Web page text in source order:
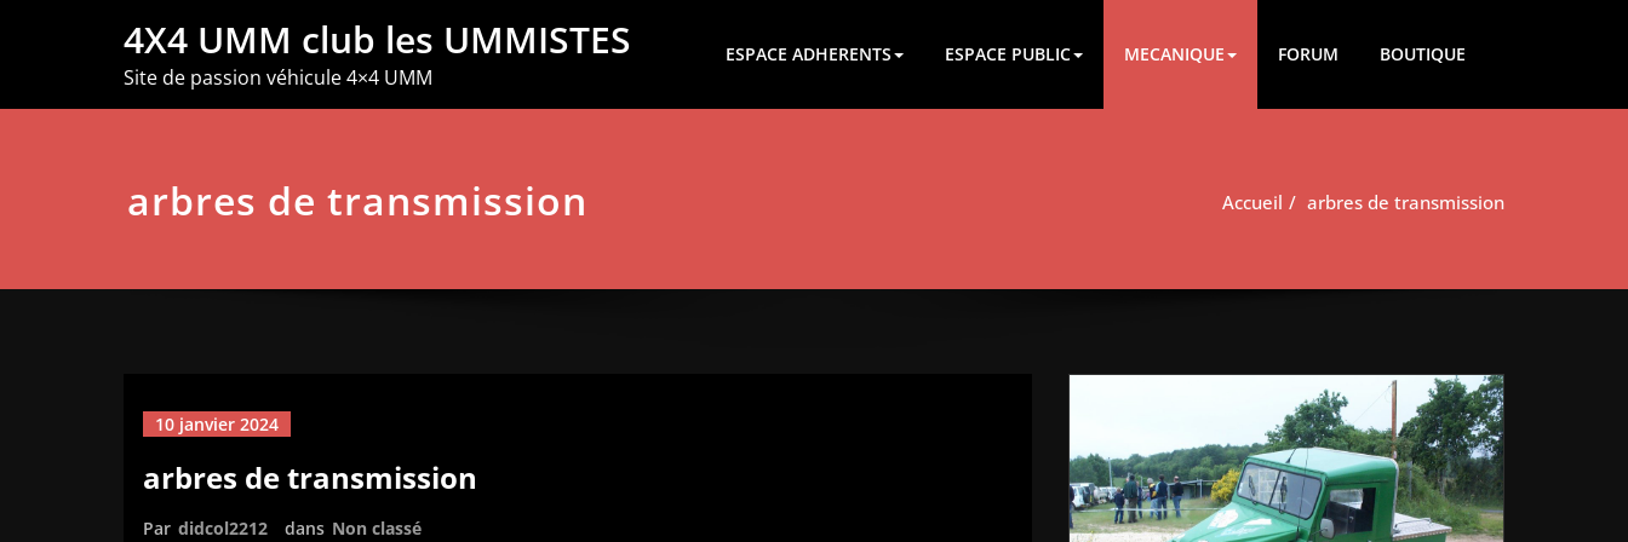
4X4 UMM club les UMMISTES
Site de passion véhicule 4×4 UMM
ESPACE ADHERENTS ESPACE PUBLIC MECANIQUE FORUM BOUTIQUE
arbres de transmission Accueil arbres de transmission
10 janvier 2024
arbres de transmission
Par didcol2212 dans Non classé